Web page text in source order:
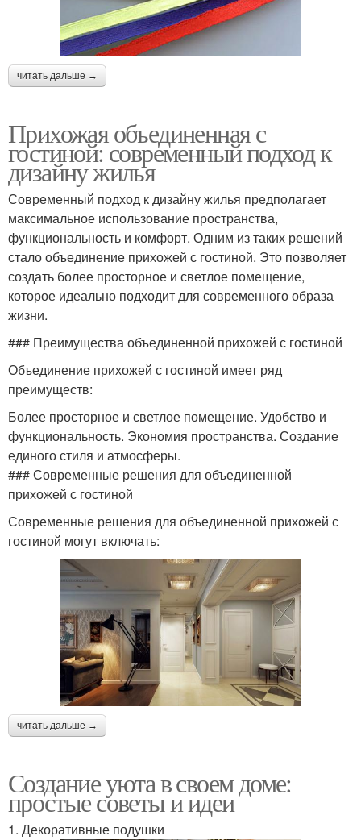
читать дальше →
Прихожая объединенная с
гостиной: современный подход к
дизайну жилья
Современный подход к дизайну жилья предполагает
максимальное использование пространства,
функциональность и комфорт. Одним из таких решений
стало объединение прихожей с гостиной. Это позволяет
создать более просторное и светлое помещение,
которое идеально подходит для современного образа
жизни.
### Преимущества объединенной прихожей с гостиной
Объединение прихожей с гостиной имеет ряд
преимуществ:
Более просторное и светлое помещение. Удобство и
функциональность. Экономия пространства. Создание
единого стиля и атмосферы.
### Современные решения для объединенной
прихожей с гостиной
Современные решения для объединенной прихожей с
гостиной могут включать:
читать дальше →
Создание уюта в своем доме:
простые советы и идеи
1. Декоративные подушки